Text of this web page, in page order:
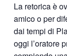
La retorica è
amico o per
dai tempi di
oggi l’oratore